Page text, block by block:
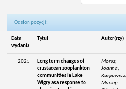
Odsłon pozycji:
Data
wydania
Tytuł Autor(rzy)
2021
Long term changes of
crustacean zooplankton
communities in Lake
Wigry as a response to
Moroz,
Joanna;
Karpowicz,
Maciej;